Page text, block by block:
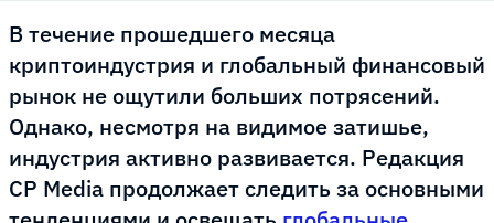
В течение прошедшего месяца
криптоиндустрия и глобальный финансовый
рынок не ощутили больших потрясений.
Однако, несмотря на видимое затишье,
индустрия активно развивается. Редакция
CP Media продолжает следить за основными